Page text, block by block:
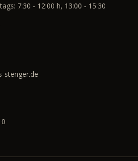
7:30 - 12:00 h, 13:00 - 15:30
stenger.de